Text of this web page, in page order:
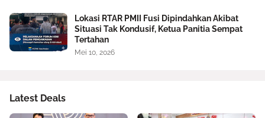
Lokasi RTAR PMII Fusi Dipindahkan Akibat
Situasi Tak Kondusif, Ketua Panitia Sempat
Tertahan
Mei 10, 2026
Latest Deals